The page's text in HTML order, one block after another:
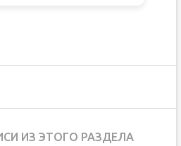
ИЗ ЭТОГО РАЗДЕЛА